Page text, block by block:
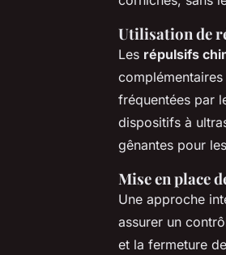
Utilisation de
Les répulsifs
fréquentées par
dispositifs à
gênantes pour
Mise en place
Une approche
assurer un
et la fermeture